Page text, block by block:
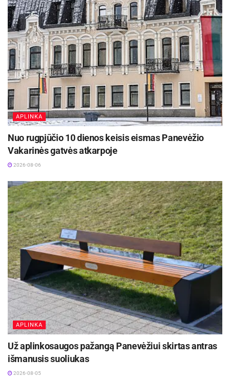
APLINKA
Nuo rugpjūčio 10 dienos keisis eismas Panevėžio
Vakarinės gatvės atkarpoje
2026-08-06
APLINKA
Už aplinkosaugos pažangą Panevėžiui skirtas antras
išmanusis suoliukas
2026-08-05